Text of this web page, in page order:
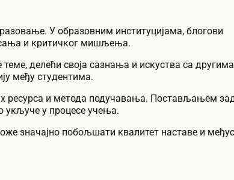
У образовним институцијама, блогови
и критичког мишљења.
делећи своја сазнања и искуства са
међу студентима.
ресурса и метода подучавања. Постављањем
укључе у процесе учења.
значајно побољшати квалитет наставе и